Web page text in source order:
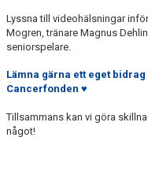
KALENDER
TABELLER
HANDBOLL PLAY
Lyssna till videohälsningar
Mogren, tränare Magnus
seniorspelare.
Lämna gärna ett eget
Cancerfonden ♥
Tillsammans kan vi göra
något!